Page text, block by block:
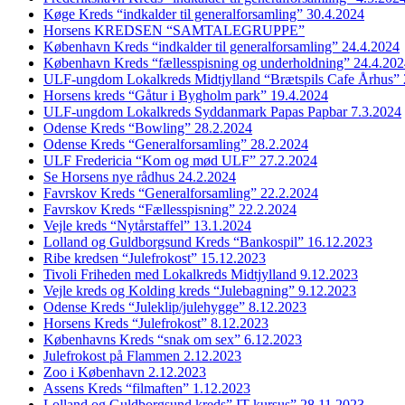
Køge Kreds “indkalder til generalforsamling” 30.4.2024
Horsens KREDSEN “SAMTALEGRUPPE”
København Kreds “indkalder til generalforsamling” 24.4.2024
København Kreds “fællesspisning og underholdning”
ULF-ungdom Lokalkreds Midtjylland “Brætspils Cafe Århus”
Horsens kreds “Gåtur i Bygholm park” 19.4.2024
ULF-ungdom Lokalkreds Syddanmark Papas Papbar 7.3.2024
Odense Kreds “Bowling” 28.2.2024
Odense Kreds “Generalforsamling” 28.2.2024
ULF Fredericia “Kom og mød ULF” 27.2.2024
Se Horsens nye rådhus 24.2.2024
Favrskov Kreds “Generalforsamling” 22.2.2024
Favrskov Kreds “Fællesspisning” 22.2.2024
Vejle kreds “Nytårstaffel” 13.1.2024
Lolland og Guldborgsund Kreds “Bankospil” 16.12.2023
Ribe kredsen “Julefrokost” 15.12.2023
Tivoli Friheden med Lokalkreds Midtjylland 9.12.2023
Vejle kreds og Kolding kreds “Julebagning” 9.12.2023
Odense Kreds “Juleklip/julehygge” 8.12.2023
Horsens Kreds “Julefrokost” 8.12.2023
Københavns Kreds “snak om sex” 6.12.2023
Julefrokost på Flammen 2.12.2023
Zoo i København 2.12.2023
Assens Kreds “filmaften” 1.12.2023